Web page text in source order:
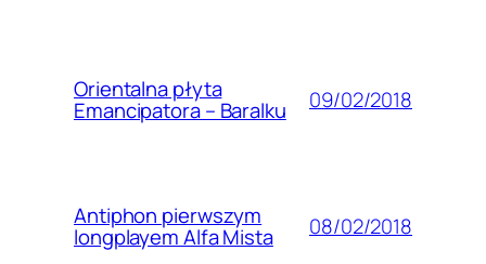
Orientalna płyta
Emancipatora – Baralku 09/02/2018
Antiphon pierwszym
longplayem Alfa Mista 08/02/2018